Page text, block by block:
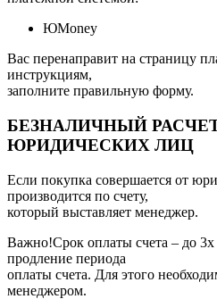
ЮMoney
Вас перенаправит на страницу
инструкциям,
заполните правильную форму.
БЕЗНАЛИЧНЫЙ
ЮРИДИЧЕСКИХ ЛИЦ
Если покупка совершается от
производится по счету,
который выставляет менеджер.
Важно!Срок оплаты счета – до
продление периода
оплаты счета. Для этого
менеджером.